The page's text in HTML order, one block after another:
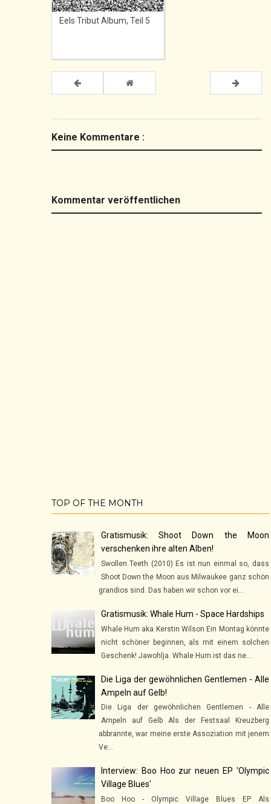
Eels Tribut Album, Teil 5
Keine Kommentare :
Kommentar veröffentlichen
TOP OF THE MONTH
Gratismusik: Shoot Down the Moon
verschenken ihre alten Alben!
Swollen Teeth (2010) Es ist nun einmal so, dass
Shoot Down the Moon aus Milwaukee ganz schön
grandios sind. Das haben wir schon vor ei...
Gratismusik: Whale Hum - Space Hardships
Whale Hum aka Kerstin Wilson Ein Montag könnte
nicht schöner beginnen, als mit einem solchen
Geschenk! Jawohlja. Whale Hum ist das ne...
Die Liga der gewöhnlichen Gentlemen - Alle
Ampeln auf Gelb!
Die Liga der gewöhnlichen Gentlemen - Alle
Ampeln auf Gelb Als der Festsaal Kreuzberg
abbrannte, war meine erste Assoziation mit jenem
Ve...
Interview: Boo Hoo zur neuen EP 'Olympic
Village Blues'
Boo Hoo - Olympic Village Blues EP Als